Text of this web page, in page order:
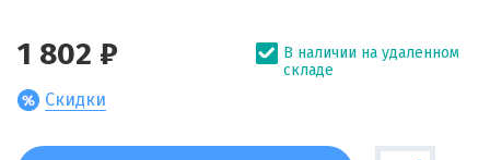
1 802 ₽
Скидки
В наличии на удаленном
складе